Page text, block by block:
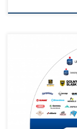
Została nam dość
dekoracji KG za
zdecydowanie za
zaufania i
zmienimy formułę
odbieramy na